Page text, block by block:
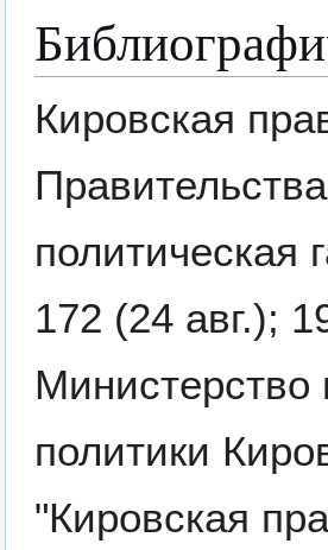
Кировская
172 (24 авг.);
политики
"Кировская